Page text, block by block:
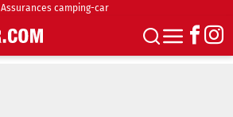
Assurances camping-car